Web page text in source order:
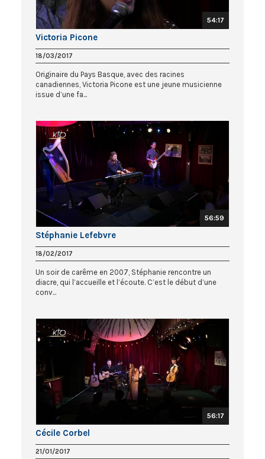
54:17
Victoria Picone
18/03/2017
Originaire du Pays Basque, avec des racines
canadiennes, Victoria Picone est une jeune musicienne
issue d’une fa...
56:59
Stéphanie Lefebvre
18/02/2017
Un soir de carême en 2007, Stéphanie rencontre un
diacre, qui l’accueille et l’écoute. C’est le début d’une
conv...
56:17
Cécile Corbel
21/01/2017